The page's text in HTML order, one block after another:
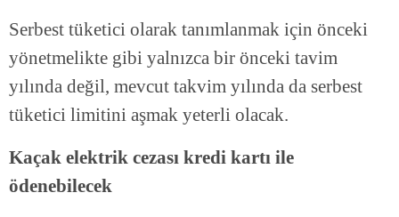
Serbest tüketici olarak tanımlanmak için önceki
yönetmelikte gibi yalnızca bir önceki tavim
yılında değil, mevcut takvim yılında da serbest
tüketici limitini aşmak yeterli olacak.
Kaçak elektrik cezası kredi kartı ile
ödenebilecek